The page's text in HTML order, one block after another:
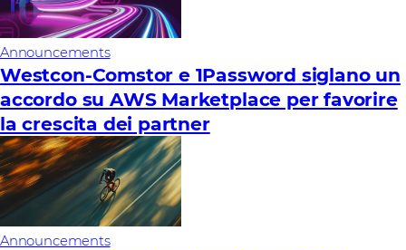
Announcements
Westcon-Comstor e 1Password siglano un
accordo su AWS Marketplace per favorire
la crescita dei partner
Announcements